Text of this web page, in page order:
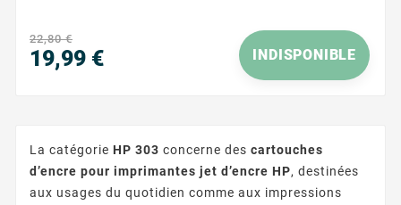
l'argent. Cette cartouche couleur HP 303XL est une...
22,80 €
19,99 € INDISPONIBLE
La catégorie HP 303 concerne des cartouches
d’encre pour imprimantes jet d’encre HP, destinées
aux usages du quotidien comme aux impressions